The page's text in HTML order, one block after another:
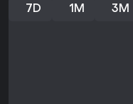
7D 1M 3M